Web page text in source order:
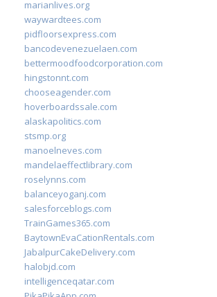
marianlives.org
waywardtees.com
pidfloorsexpress.com
bancodevenezuelaen.com
bettermoodfoodcorporation.com
hingstonnt.com
chooseagender.com
hoverboardssale.com
alaskapolitics.com
stsmp.org
manoelneves.com
mandelaeffectlibrary.com
roselynns.com
balanceyoganj.com
salesforceblogs.com
TrainGames365.com
BaytownEvaCationRentals.com
JabalpurCakeDelivery.com
halobjd.com
intelligenceqatar.com